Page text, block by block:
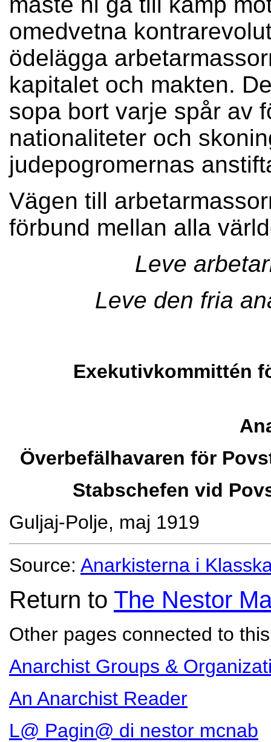
omedvetna
ödelägga
kapitalet och makten.
sopa bort varje spår av
nationaliteter och
judepogromernas
Vägen till
förbund mellan alla
Leve
Leve den fria
Exekutivkommittén
Överbefälhavaren för
Stabschefen vid
Guljaj-Polje, maj 1919
Source: Anarkisterna i
Return to The Nestor
Other pages connected to
Anarchist Groups &
An Anarchist Reader
L@ Pagin@ di nestor mcnab